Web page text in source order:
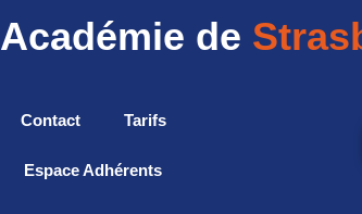
Académie de
Contact Tarifs
Espace Adhérents